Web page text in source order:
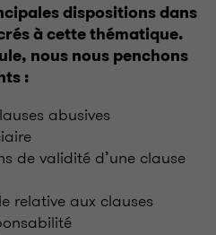
dispositions dans
à cette thématique.
nous nous penchons
:
abusives
de validité d’une clause
relative aux clauses